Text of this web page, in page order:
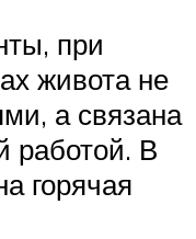
при
живота не
а связана
работой. В
горячая